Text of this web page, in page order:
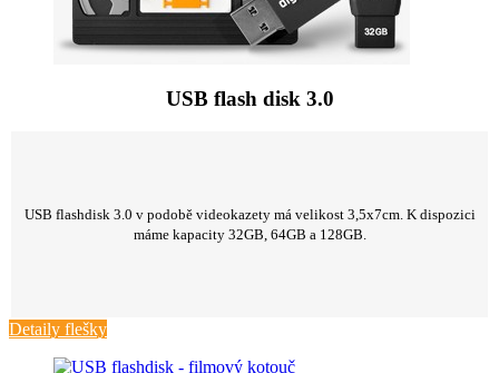
USB flash disk 3.0
USB flashdisk 3.0 v podobě videokazety má velikost 3,5x7cm. K dispozici
máme kapacity 32GB, 64GB a 128GB.
Detaily flešky